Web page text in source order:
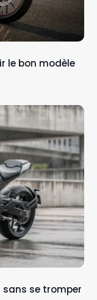
le bon modèle
sans se tromper